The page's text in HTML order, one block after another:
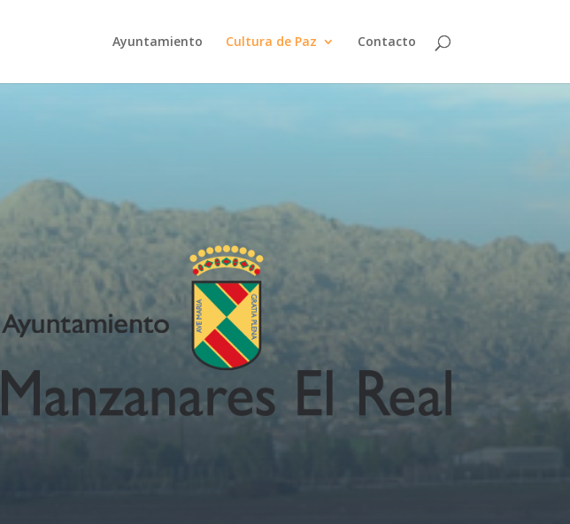
Ayuntamiento Cultura de Paz Contacto